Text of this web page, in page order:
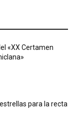
«XX Certamen
para la recta